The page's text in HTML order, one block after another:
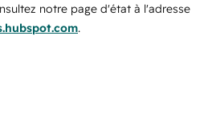
notre page d'état à l'adresse
.